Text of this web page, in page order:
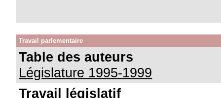
Travail parlementaire
Table des auteurs
Législature 1995-1999
Travail législatif